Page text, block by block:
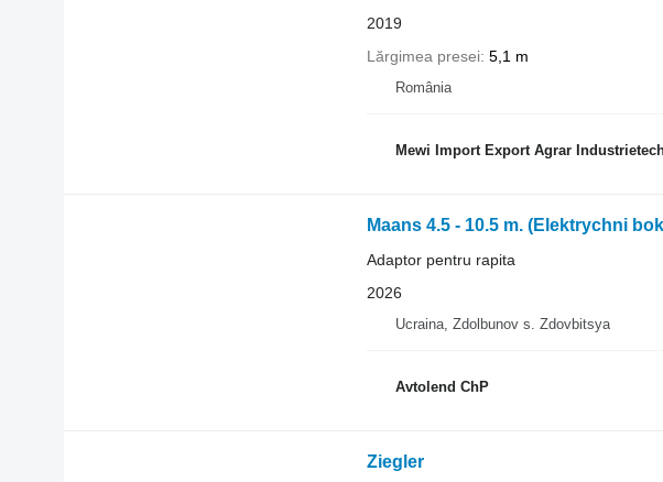
2019
Lărgimea presei 5,1 m
România
Mewi Import Export Agrar
Maans 4.5 - 10.5 m. (Elektrychni
Adaptor pentru rapita
2026
Ucraina, Zdolbunov s. Zdovbitsya
Avtolend ChP
Ziegler